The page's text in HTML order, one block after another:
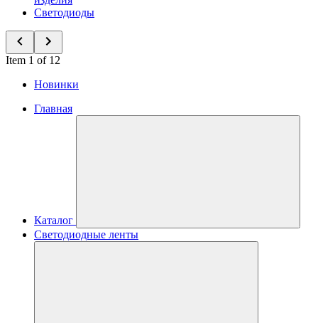
Светодиоды
Item 1 of 12
Новинки
Главная
Каталог
Светодиодные ленты